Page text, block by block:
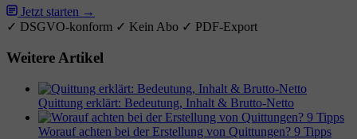
Jetzt starten →
✓ DSGVO-konform ✓ Kein Abo ✓ PDF-Export
Weitere Artikel
Quittung erklärt: Bedeutung, Inhalt & Brutto-Netto
Worauf achten bei der Erstellung von Quittungen? 9 Tipps